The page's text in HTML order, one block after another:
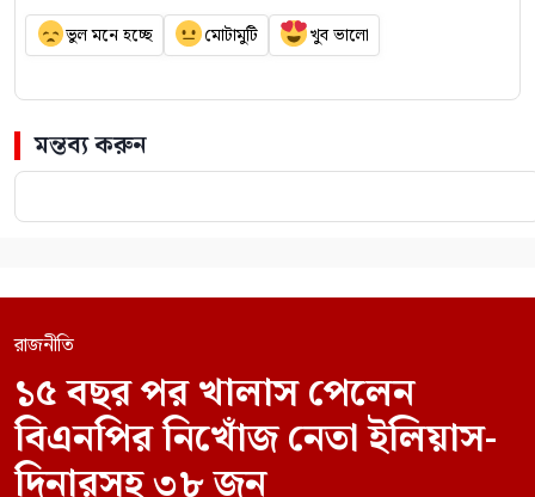
ভুল মনে হচ্ছে মোটামুটি খুব ভালো
মন্তব্য করুন
রাজনীতি
১৫ বছর পর খালাস পেলেন
বিএনপির নিখোঁজ নেতা ইলিয়াস-
দিনারসহ ৩৮ জন